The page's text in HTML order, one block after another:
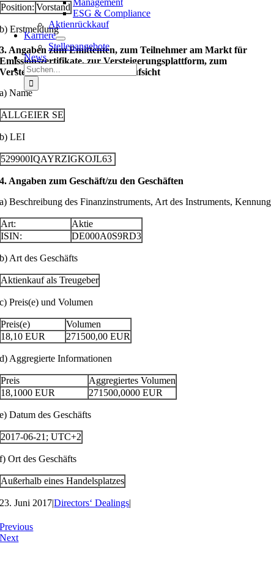
Management
ESG & Compliance
Aktienrückkauf
Karriere
Stellenangebote
News
Suche
nach:
Position: Vorstand
b) Erstmeldung
3. Angaben zum Emittenten, zum Teilnehmer am Markt für
Emissionszertifikate, zur Versteigerungsplattform, zum
Versteigerer oder zur Auktionsaufsicht
a) Name
ALLGEIER SE
b) LEI
529900IQAYRZIGKOJL63
4. Angaben zum Geschäft/zu den Geschäften
a) Beschreibung des Finanzinstruments, Art des Instruments, Kennung
Art:
Aktie
ISIN:
DE000A0S9RD3
b) Art des Geschäfts
Aktienkauf als Treugeber
c) Preis(e) und Volumen
Preis(e)
Volumen
18,10 EUR 271500,00 EUR
d) Aggregierte Informationen
Preis
Aggregiertes Volumen
18,1000 EUR 271500,0000 EUR
e) Datum des Geschäfts
2017-06-21; UTC+2
f) Ort des Geschäfts
Außerhalb eines Handelsplatzes
23. Juni 2017|Directors‘ Dealings|
Previous
Next